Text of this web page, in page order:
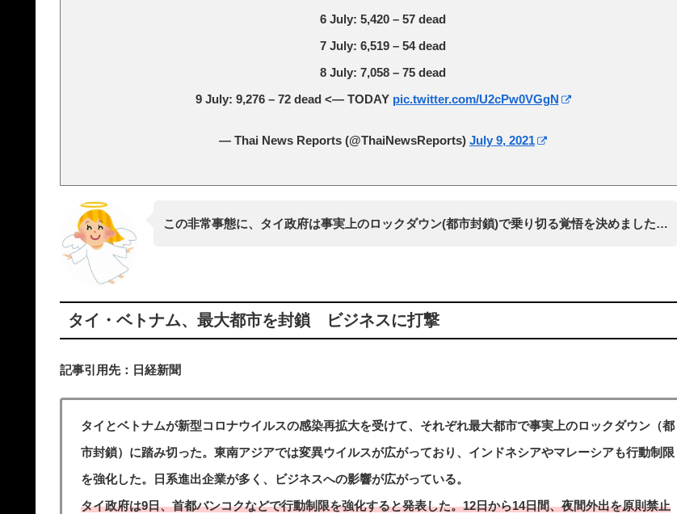
6 July: 5,420 – 57 dead
7 July: 6,519 – 54 dead
8 July: 7,058 – 75 dead
9 July: 9,276 – 72 dead <— TODAY pic.twitter.com/U2cPw0VGgN
— Thai News Reports (@ThaiNewsReports) July 9, 2021
この非常事態に、タイ政府は事実上のロックダウン(都市封鎖)で乗り切る覚悟を決めました…
タイ・ベトナム、最大都市を封鎖 ビジネスに打撃
記事引用先：日経新聞
タイとベトナムが新型コロナウイルスの感染再拡大を受けて、それぞれ最大都市で事実上のロックダウン（都
市封鎖）に踏み切った。東南アジアでは変異ウイルスが広がっており、インドネシアやマレーシアも行動制限
を強化した。日系進出企業が多く、ビジネスへの影響が広がっている。
タイ政府は9日、首都バンコクなどで行動制限を強化すると発表した。12日から14日間、夜間外出を原則禁止